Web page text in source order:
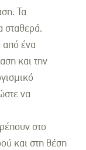
Τα
σταθερά,
από ένα
και την
να
στο
και στη θέση